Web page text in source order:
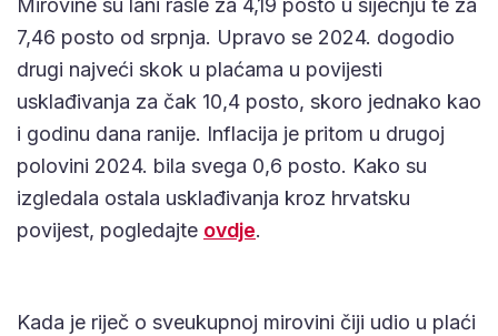
Mirovine su lani rasle za 4,19 posto u siječnju te za
7,46 posto od srpnja. Upravo se 2024. dogodio
drugi najveći skok u plaćama u povijesti
usklađivanja za čak 10,4 posto, skoro jednako kao
i godinu dana ranije. Inflacija je pritom u drugoj
polovini 2024. bila svega 0,6 posto. Kako su
izgledala ostala usklađivanja kroz hrvatsku
povijest, pogledajte ovdje.
Kada je riječ o sveukupnoj mirovini čiji udio u plaći